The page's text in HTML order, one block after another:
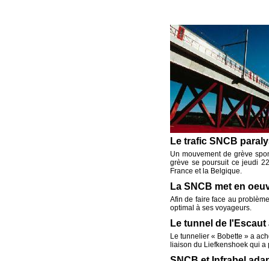
Le trafic SNCB
Un mouvement de grève
grève se poursuit ce jeudi
France et la Belgique.
La SNCB met en
Afin de faire face au
optimal à ses voyageurs.
Le tunnel de
Le tunnelier « Bobette » a
liaison du Liefkenshoek qui